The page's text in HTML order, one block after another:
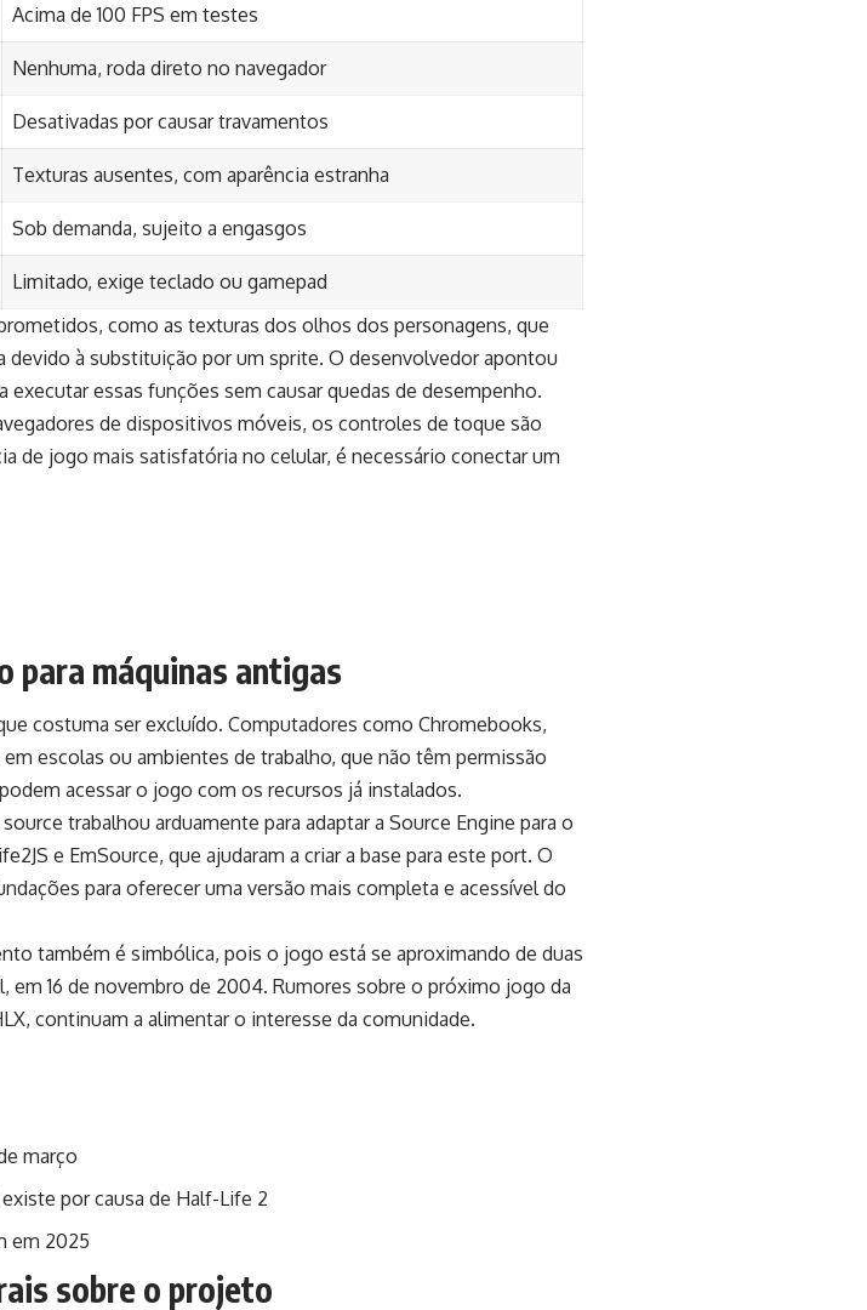
Acima de 100 FPS em testes
Nenhuma, roda direto no navegador
Desativadas por causar travamentos
Texturas ausentes, com aparência estranha
Sob demanda, sujeito a engasgos
Limitado, exige teclado ou gamepad
como as texturas dos olhos dos personagens, que
devido à substituição por um sprite. O desenvolvedor apontou
essas funções sem causar quedas de desempenho.
de dispositivos móveis, os controles de toque são
de jogo mais satisfatória no celular, é necessário conectar um
para máquinas antigas
costuma ser excluído. Computadores como Chromebooks,
escolas ou ambientes de trabalho, que não têm permissão
acessar o jogo com os recursos já instalados.
trabalhou arduamente para adaptar a Source Engine para o
e EmSource, que ajudaram a criar a base para este port. O
para oferecer uma versão mais completa e acessível do
também é simbólica, pois o jogo está se aproximando de duas
em 16 de novembro de 2004. Rumores sobre o próximo jogo da
continuam a alimentar o interesse da comunidade.
março
por causa de Half-Life 2
em 2025
sobre o projeto